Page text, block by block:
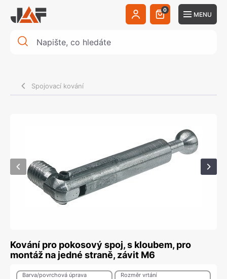
0
MENU
Spojovací kování
Kování pro pokosový spoj, s kloubem, pro
montáž na jedné straně, závit M6
Barva/povrchová úprava Rozměr vrtání